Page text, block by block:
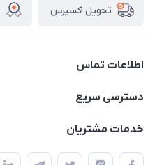
تحویل اکسپرس
اطلاعات تماس
09034287359
دسترسی سریع
حساب کاربری
خدمات مشتریان
قوانین و مقررات